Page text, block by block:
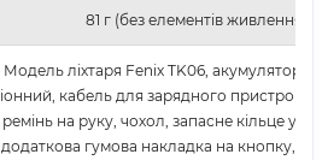
81 г (без елементів живлення)
Модель ліхтаря Fenix TK06, акумулятор
іонний, кабель для зарядного пристрою
ремінь на руку, чохол, запасне кільце
додаткова гумова накладка на кнопку,